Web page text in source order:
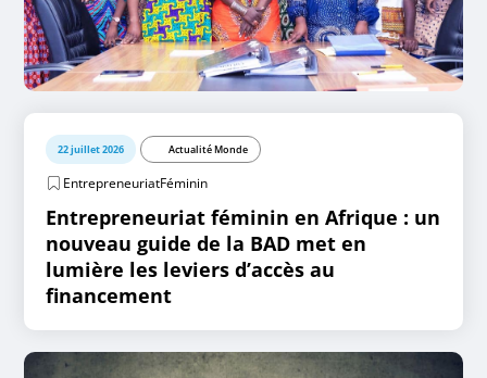
22 juillet 2026 Actualité Monde
EntrepreneuriatFéminin
Entrepreneuriat féminin en Afrique : un
nouveau guide de la BAD met en
lumière les leviers d’accès au
financement